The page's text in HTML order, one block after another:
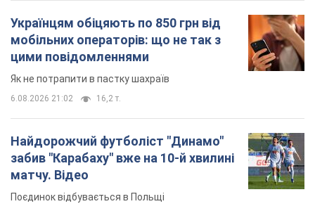
Українцям обіцяють по 850 грн від
мобільних операторів: що не так з
цими повідомленнями
Як не потрапити в пастку шахраїв
6.08.2026 21:02 16,2 т.
Найдорожчий футболіст "Динамо"
забив "Карабаху" вже на 10-й хвилині
матчу. Відео
Поєдинок відбувається в Польщі